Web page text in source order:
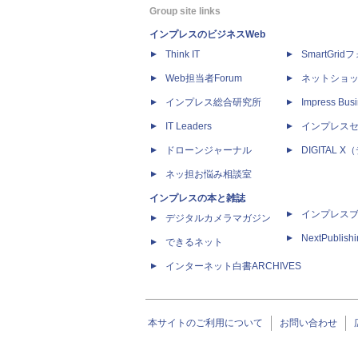
Group site links
インプレスのビジネスWeb
Think IT
Web担当者Forum
インプレス総合研究所
IT Leaders
ドローンジャーナル
ネッ担お悩み相談室
インプレスの本と雑誌
デジタルカメラマガジン
できるネット
インターネット白書ARCHIVES
SmartGridフ
ネットショ
Impress
インプレス
DIGITAL X
インプレス
本サイトのご利用について お問い合わせ